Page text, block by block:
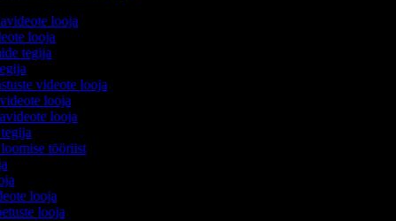
looja
looja
tegija
videote looja
looja
looja
tööriist
looja
looja